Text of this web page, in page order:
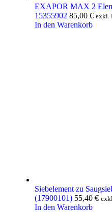
EXAPOR MAX 2
15355902 85,00 € exkl.
In den Warenkorb
Siebelement zu
(17900101) 55,40 €
In den Warenkorb